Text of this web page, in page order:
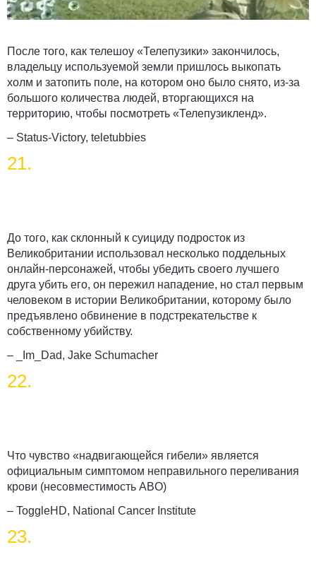
После того, как телешоу «Телепузики» закончилось,
владельцу используемой земли пришлось выкопать
холм и затопить поле, на котором оно было снято, из-за
большого количества людей, вторгающихся на
территорию, чтобы посмотреть «Телепузикленд».
– Status-Victory, teletubbies
21.
До того, как склонный к суициду подросток из
Великобритании использовал несколько поддельных
онлайн-персонажей, чтобы убедить своего лучшего
друга убить его, он пережил нападение, но стал первым
человеком в истории Великобритании, которому было
предъявлено обвинение в подстрекательстве к
собственному убийству.
– _Im_Dad, Jake Schumacher
22.
Что чувство «надвигающейся гибели» является
официальным симптомом неправильного переливания
крови (несовместимость ABO)
– ToggleHD, National Cancer Institute
23.